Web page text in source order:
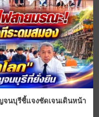
นบุรีชี้แจงชัดเจนเดินหน้า